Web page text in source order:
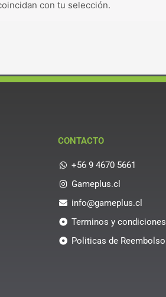
con tu selección.
CONTACTO
+56 9 4670 5661
Gameplus.cl
info@gameplus.cl
Terminos y condiciones
Politicas de Reembolso